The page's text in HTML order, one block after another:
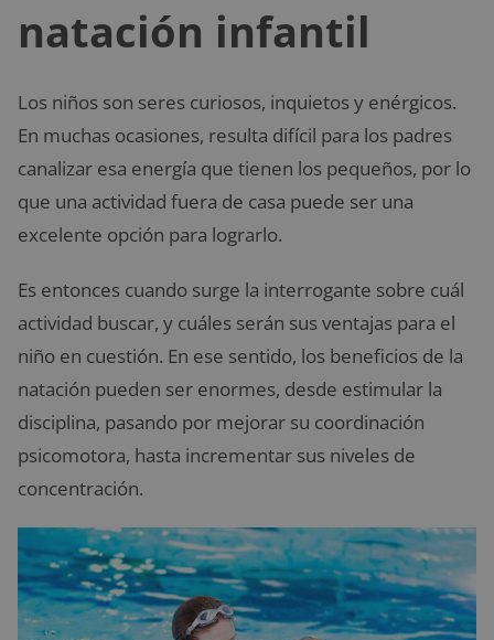
natación infantil
Los niños son seres curiosos, inquietos y enérgicos.
En muchas ocasiones, resulta difícil para los padres
canalizar esa energía que tienen los pequeños, por lo
que una actividad fuera de casa puede ser una
excelente opción para lograrlo.
Es entonces cuando surge la interrogante sobre cuál
actividad buscar, y cuáles serán sus ventajas para el
niño en cuestión. En ese sentido, los beneficios de la
natación pueden ser enormes, desde estimular la
disciplina, pasando por mejorar su coordinación
psicomotora, hasta incrementar sus niveles de
concentración.